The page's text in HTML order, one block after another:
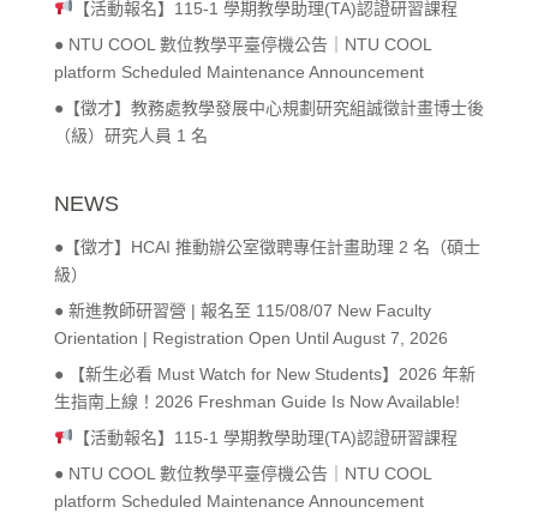
【活動報名】115-1 學期教學助理(TA)認證研習課程
● NTU COOL 數位教學平臺停機公告｜NTU COOL
platform Scheduled Maintenance Announcement
●【徵才】教務處教學發展中心規劃研究組誠徵計畫博士後
（級）研究人員 1 名
NEWS
●【徵才】HCAI 推動辦公室徵聘專任計畫助理 2 名（碩士
級）
● 新進教師研習營 | 報名至 115/08/07 New Faculty
Orientation | Registration Open Until August 7, 2026
● 【新生必看 Must Watch for New Students】2026 年新
生指南上線！2026 Freshman Guide Is Now Available!
【活動報名】115-1 學期教學助理(TA)認證研習課程
● NTU COOL 數位教學平臺停機公告｜NTU COOL
platform Scheduled Maintenance Announcement